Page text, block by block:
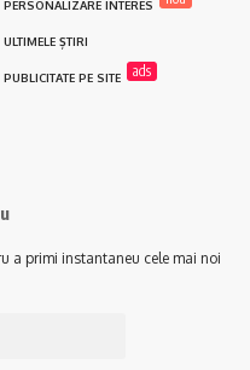
PERSONALIZARE INTERES
ULTIMELE ȘTIRI
PUBLICITATE PE SITE ads
a primi instantaneu cele mai noi